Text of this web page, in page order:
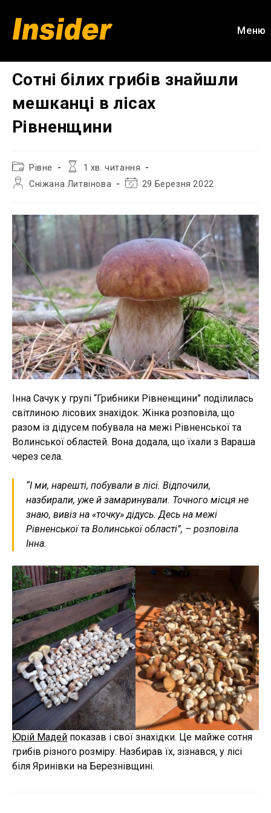
вмісту
Меню
Сотні білих грибів знайшли
мешканці в лісах
Рівненщини
Категорія
запису:
Рівне
Час
1 хв. читання
АвторСніжана Литвінова
Остання29 Березня 2022
Інна Сачук у групі “Грибники Рівненщини” поділилась
світлиною лісових знахідок. Жінка розповіла, що
разом із дідусем побувала на межі Рівненської та
Волинської областей. Вона додала, що їхали з Вараша
через села.
“І ми, нарешті, побували в лісі. Відпочили,
назбирали, уже й замаринували. Точного місця не
знаю, вивіз на «точку» дідусь. Десь на межі
Рівненської та Волинської області”, – розповіла
Інна.
Юрій Мадей показав і свої знахідки. Це майже сотня
грибів різного розміру. Назбирав їх, зізнався, у лісі
біля Яринівки на Березнівщині.